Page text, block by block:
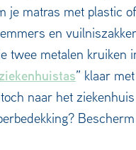
je matras met plastic
en
twee metalen kruiken
ziekenhuistas” klaar
naar het